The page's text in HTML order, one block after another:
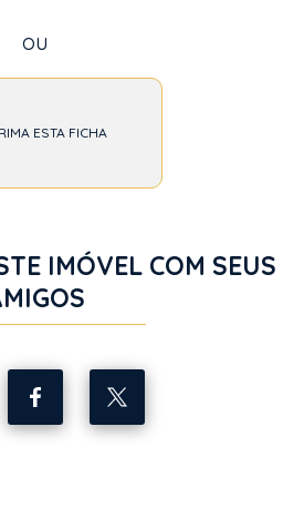
ou
ESTA FICHA
IMÓVEL COM SEUS